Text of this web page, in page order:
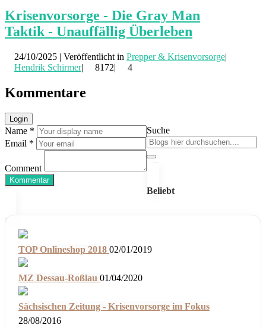
Krisenvorsorge - Die Gray Man
Taktik - Unauffällig Überleben
24/10/2025 | Veröffentlicht in Prepper & Krisenvorsorge|
Hendrik Schirmer| 8172| 4
Kommentare
Login
Name *
Email *
Comment
Kommentar
Suche
Beliebt
TOP Onlineshop 2018 02/01/2019
MZ Dessau-Roßlau 01/04/2020
Sächsischen Zeitung - Krisenvorsorge im Fokus
28/08/2016